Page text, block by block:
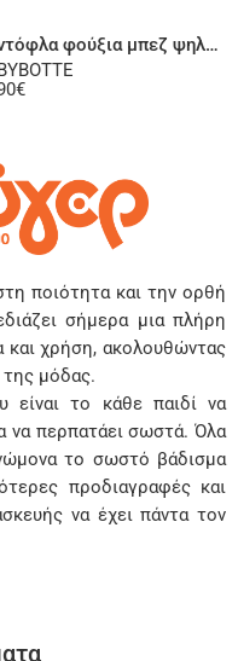
Παντόφλα φούξια μπεζ ψηλή φτέρνα
€
ποιότητα και την ορθή
σήμερα μια πλήρη
και χρήση, ακολουθώντας
της μόδας.
είναι το κάθε παιδί να
να περπατάει σωστά. Όλα
το σωστό βάδισμα
προδιαγραφές και
να έχει πάντα τον